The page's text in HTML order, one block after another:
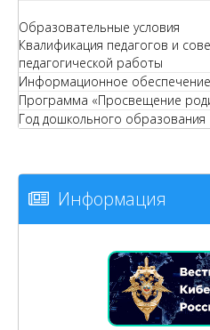
Образовательные условия
Квалификация педагогов и
педагогической работы
Информационное обеспечение
Программа «Просвещение
Год дошкольного образования
Информация